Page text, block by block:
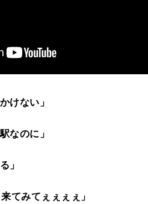
けない」
なのに」
」
てみてぇぇぇぇ」